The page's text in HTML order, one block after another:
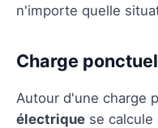
n'importe quelle
Charge
Autour d'une charge
électrique se